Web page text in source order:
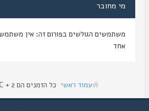
מי מחובר
משתמשים הגולשים בפורום זה: אין משתמשים
עמוד ראשי כל הזמנים הם UTC + 2 שעות